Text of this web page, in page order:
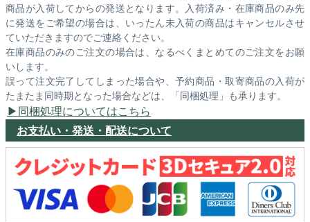
商品が入荷してからの発送となります。入荷済み・在庫商品のみ先
に発送をご希望の場合は、いったん未入荷の商品はキャンセルさせ
ていただきますのでご連絡ください。
在庫商品のみのご注文の場合は、なるべくまとめてのご注文をお願
いします。
誤って注文完了してしまった場合や、予約商品・取寄商品の入荷が
たまたま同時期となった場合などは、「同梱処理」も承ります。
同梱処理についてはこちら
お支払い・発送・配送について